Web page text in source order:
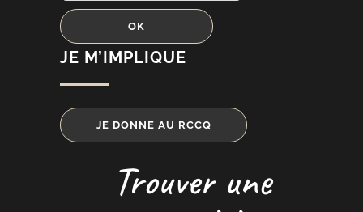
JE M’IMPLIQUE
JE DONNE AU RCCQ
Trouver une